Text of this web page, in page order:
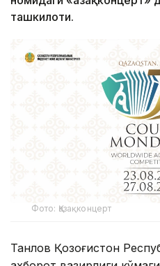
ташкилоти.
Фото: Қазақконцерт
Танлов Қозоғистон